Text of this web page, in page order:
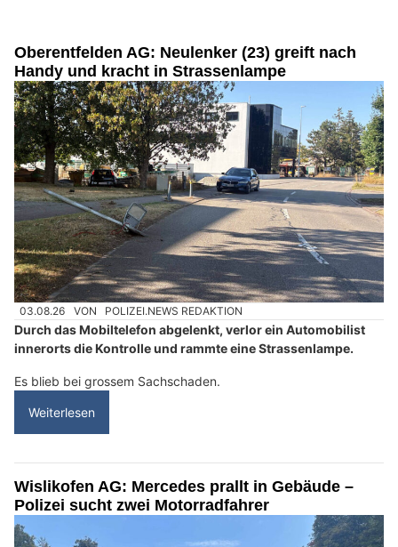
Oberentfelden AG: Neulenker (23) greift nach
Handy und kracht in Strassenlampe
03.08.26 VON POLIZEI.NEWS REDAKTION
Durch das Mobiltelefon abgelenkt, verlor ein Automobilist
innerorts die Kontrolle und rammte eine Strassenlampe.
Es blieb bei grossem Sachschaden.
Weiterlesen
Wislikofen AG: Mercedes prallt in Gebäude –
Polizei sucht zwei Motorradfahrer